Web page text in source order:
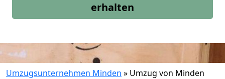
erhalten
Umzugsunternehmen Minden » Umzug von Minden